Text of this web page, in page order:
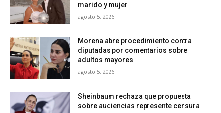
marido y mujer
agosto 5, 2026
Morena abre procedimiento contra
diputadas por comentarios sobre
adultos mayores
agosto 5, 2026
Sheinbaum rechaza que propuesta
sobre audiencias represente censura